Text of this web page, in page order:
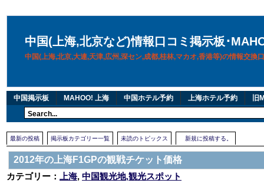
中国(上海,北京など)情報口コミ掲示板･
中国(上海,北京,大連,天津,広州,深セン,成都,桂林,マカオ,香港等)の情報交換
中国掲示板 MAHOO! 上海 中国ホテル予約 上海ホテル予約 旧
最新の投稿 掲示板カテゴリー一覧 未読のトピックス 新規に投稿する。
2012年の上海F1GPの観戦チケット価格
カテゴリー：
上海, 中国観光地,観光スポット